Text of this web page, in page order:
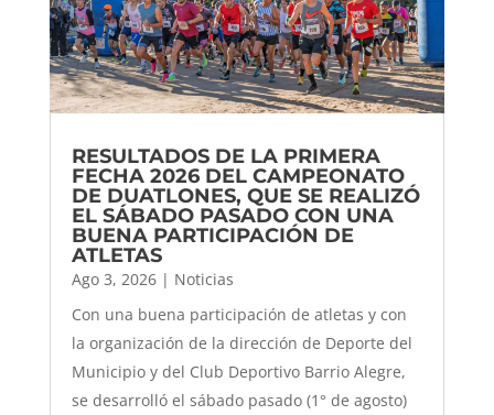
RESULTADOS DE LA PRIMERA
FECHA 2026 DEL CAMPEONATO
DE DUATLONES, QUE SE REALIZÓ
EL SÁBADO PASADO CON UNA
BUENA PARTICIPACIÓN DE
ATLETAS
Ago 3, 2026| Noticias
Con una buena participación de atletas y con
la organización de la dirección de Deporte del
Municipio y del Club Deportivo Barrio Alegre,
se desarrolló el sábado pasado (1° de agosto)